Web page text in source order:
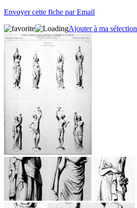
Envoyer cette fiche par Email
Ajouter à ma sélection